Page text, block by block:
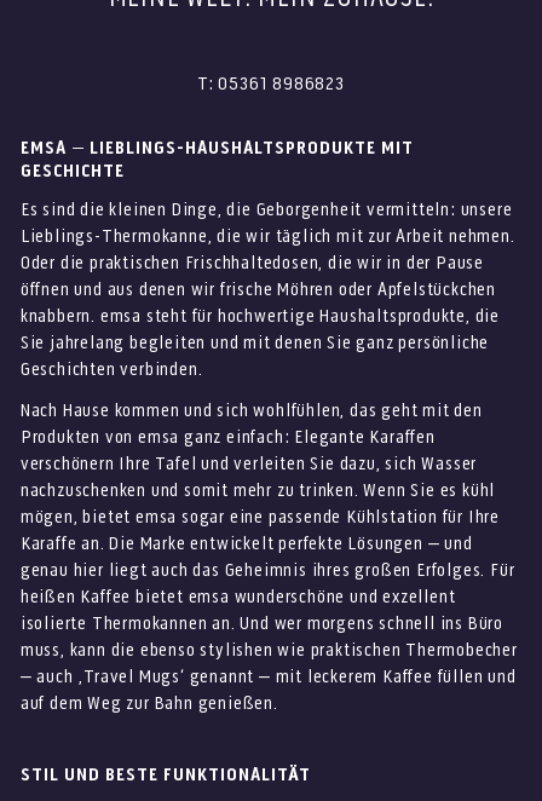
T: 05361 8986823
EMSA – LIEBLINGS-HAUSHALTSPRODUKTE MIT
GESCHICHTE
Es sind die kleinen Dinge, die Geborgenheit vermitteln: unsere
Lieblings-Thermokanne, die wir täglich mit zur Arbeit nehmen.
Oder die praktischen Frischhaltedosen, die wir in der Pause
öffnen und aus denen wir frische Möhren oder Apfelstückchen
knabbern. emsa steht für hochwertige Haushaltsprodukte, die
Sie jahrelang begleiten und mit denen Sie ganz persönliche
Geschichten verbinden.
Nach Hause kommen und sich wohlfühlen, das geht mit den
Produkten von emsa ganz einfach: Elegante Karaffen
verschönern Ihre Tafel und verleiten Sie dazu, sich Wasser
nachzuschenken und somit mehr zu trinken. Wenn Sie es kühl
mögen, bietet emsa sogar eine passende Kühlstation für Ihre
Karaffe an. Die Marke entwickelt perfekte Lösungen – und
genau hier liegt auch das Geheimnis ihres großen Erfolges. Für
heißen Kaffee bietet emsa wunderschöne und exzellent
isolierte Thermokannen an. Und wer morgens schnell ins Büro
muss, kann die ebenso stylishen wie praktischen Thermobecher
– auch ‚Travel Mugs‘ genannt – mit leckerem Kaffee füllen und
auf dem Weg zur Bahn genießen.
STIL UND BESTE FUNKTIONALITÄT